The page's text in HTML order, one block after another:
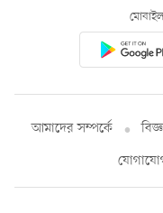
আমাদের সম্পর্কে